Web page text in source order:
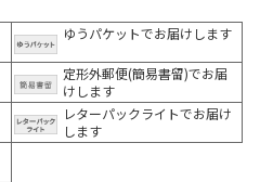
ゆうパケットでお届けします
定形外郵便(簡易書留)でお届
けします
レターパックライトでお届け
します